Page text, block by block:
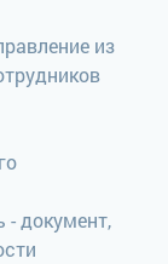
из
документ,